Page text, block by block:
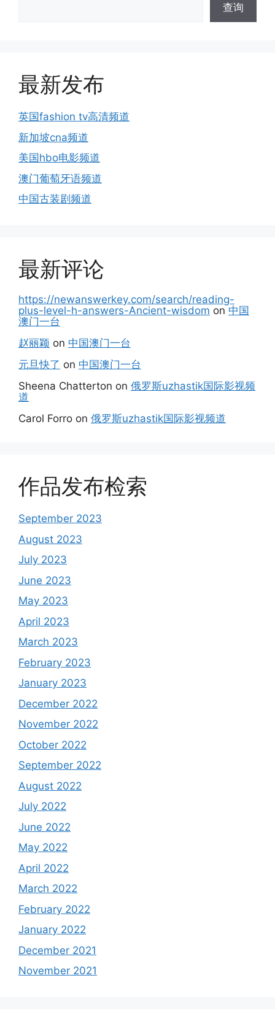
查询
最新发布
英国fashion tv高清频道
新加坡cna频道
美国hbo电影频道
澳门葡萄牙语频道
中国古装剧频道
最新评论
https://newanswerkey.com/search/reading-
plus-level-h-answers-Ancient-wisdom on 中国
澳门一台
赵丽颖 on 中国澳门一台
元旦快了 on 中国澳门一台
Sheena Chatterton on 俄罗斯uzhastik国际影视频
道
Carol Forro on 俄罗斯uzhastik国际影视频道
作品发布检索
September 2023
August 2023
July 2023
June 2023
May 2023
April 2023
March 2023
February 2023
January 2023
December 2022
November 2022
October 2022
September 2022
August 2022
July 2022
June 2022
May 2022
April 2022
March 2022
February 2022
January 2022
December 2021
November 2021